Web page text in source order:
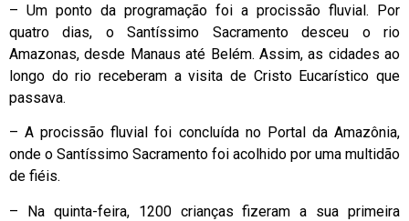
– Um ponto da programação foi a procissão fluvial. Por
quatro dias, o Santíssimo Sacramento desceu o rio
Amazonas, desde Manaus até Belém. Assim, as cidades ao
longo do rio receberam a visita de Cristo Eucarístico que
passava.
– A procissão fluvial foi concluída no Portal da Amazônia,
onde o Santíssimo Sacramento foi acolhido por uma multidão
de fiéis.
– Na quinta-feira, 1200 crianças fizeram a sua primeira